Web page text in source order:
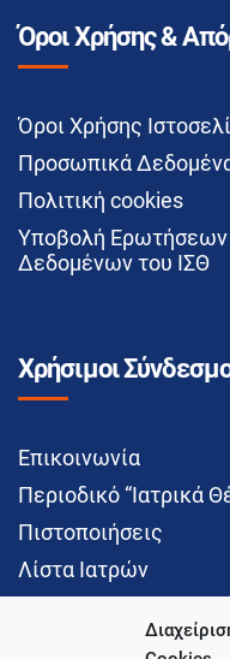
Όροι Χρήσης &
Όροι Χρήσης
Προσωπικά
Πολιτική cookies
Υποβολή Ερωτήσεων
Δεδομένων του ΙΣΘ
Χρήσιμοι
Επικοινωνία
Περιοδικό “Ιατρικά
Πιστοποιήσεις
Λίστα Ιατρών